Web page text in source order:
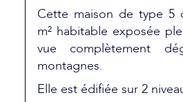
Cette maison de type 5
m² habitable exposée
vue complètement
montagnes.
Elle est édifiée sur 2